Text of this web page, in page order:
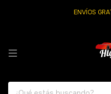
ENVÍOS GRATIS A